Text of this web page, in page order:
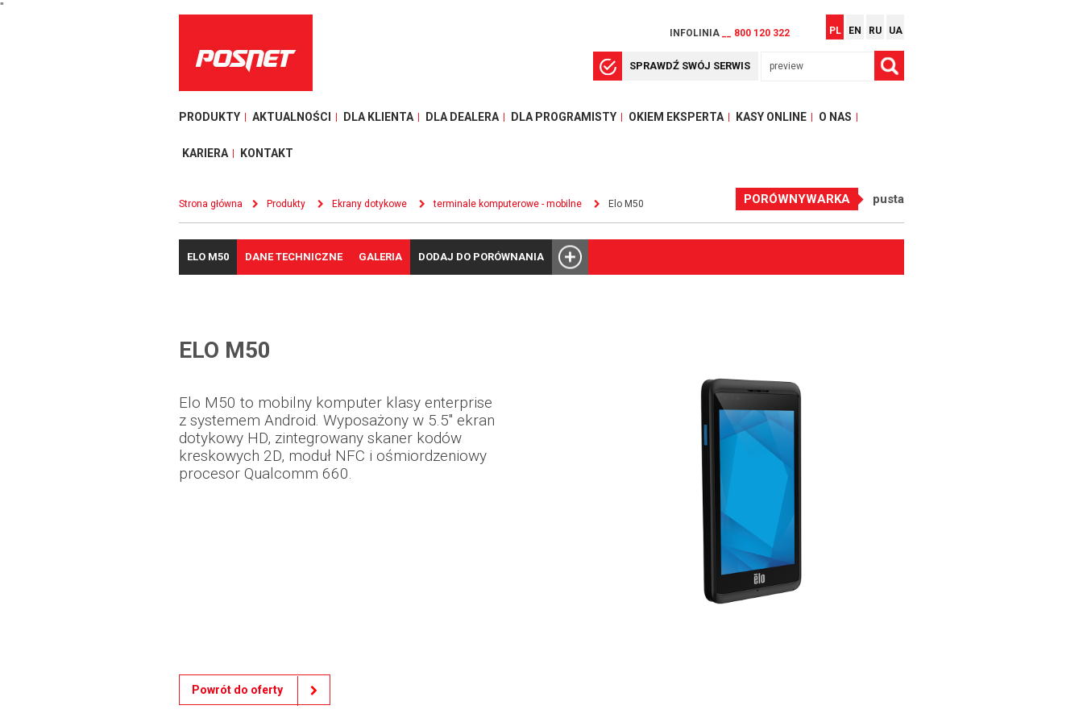
"
INFOLINIA __ 800 120 322 PL EN RU UA
SPRAWDŹ SWÓJ SERWIS
PRODUKTY AKTUALNOŚCI DLA KLIENTA DLA DEALERA DLA PROGRAMISTY OKIEM EKSPERTA KASY ONLINE O NAS
KARIERA KONTAKT
Strona główna Produkty Ekrany dotykowe terminale komputerowe - mobilne Elo M50 PORÓWNYWARKA pusta
ELO M50 DANE TECHNICZNE GALERIA DODAJ DO PORÓWNANIA
ELO M50
Elo M50 to mobilny komputer klasy enterprise
z systemem Android. Wyposażony w 5.5" ekran
dotykowy HD, zintegrowany skaner kodów
kreskowych 2D, moduł NFC i ośmiordzeniowy
procesor Qualcomm 660.
Powrót do oferty